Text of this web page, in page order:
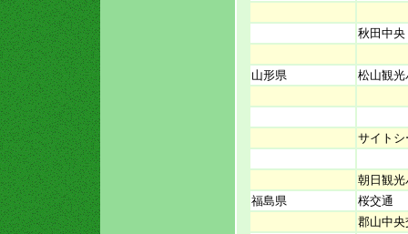
秋田中
山形県 松山観光
サイト
朝日観光
福島県
桜交通
郡山中央